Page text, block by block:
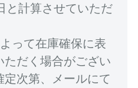
と計算させていただ
って在庫確保に表
だく場合がござい
定次第、メールにて